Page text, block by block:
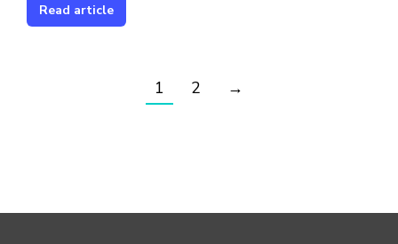
Read article
1 2 →